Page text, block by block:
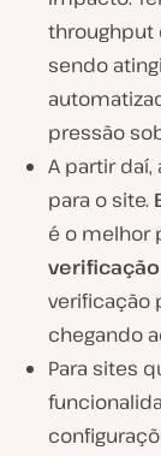
throughput
sendo
pressão
A partir
para o site.
é o melhor
verificação
chegando
Para sites